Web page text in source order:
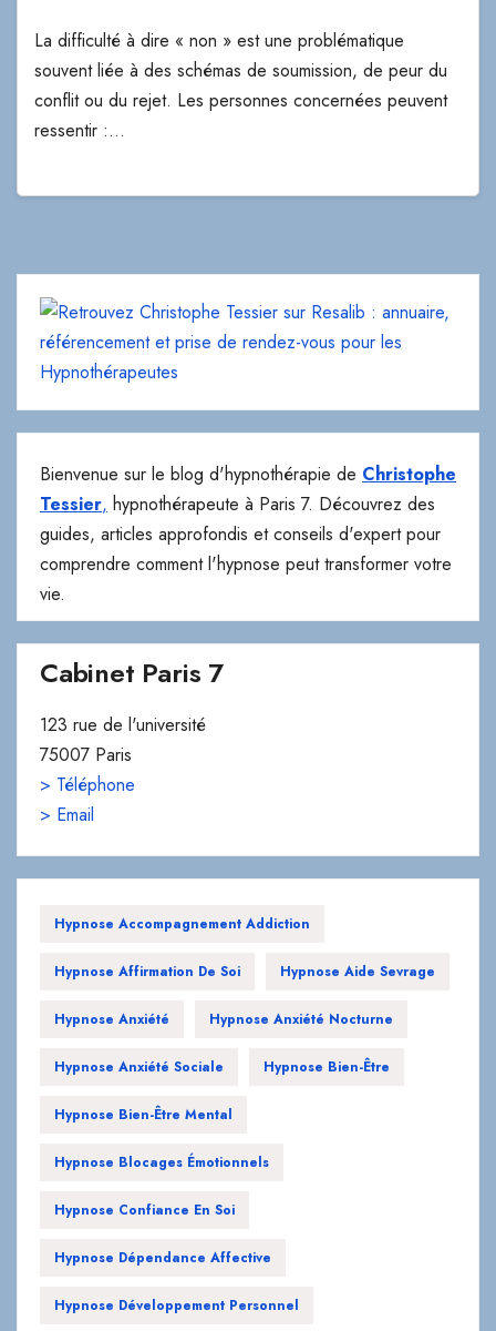
La difficulté à dire « non » est une problématique
souvent liée à des schémas de soumission, de peur du
conflit ou du rejet. Les personnes concernées peuvent
ressentir :…
Bienvenue sur le blog d'hypnothérapie de Christophe
Tessier, hypnothérapeute à Paris 7. Découvrez des
guides, articles approfondis et conseils d'expert pour
comprendre comment l'hypnose peut transformer votre
vie.
Cabinet Paris 7
123 rue de l'université
75007 Paris
> Téléphone
> Email
Hypnose Accompagnement Addiction
Hypnose Affirmation De Soi Hypnose Aide Sevrage
Hypnose Anxiété Hypnose Anxiété Nocturne
Hypnose Anxiété Sociale Hypnose Bien-Être
Hypnose Bien-Être Mental
Hypnose Blocages Émotionnels
Hypnose Confiance En Soi
Hypnose Dépendance Affective
Hypnose Développement Personnel